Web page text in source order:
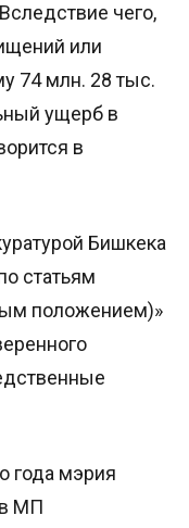
чего,
или
74 млн. 28 тыс.
ущерб в
в
Бишкека
статьям
положением)»
года мэрия
МП